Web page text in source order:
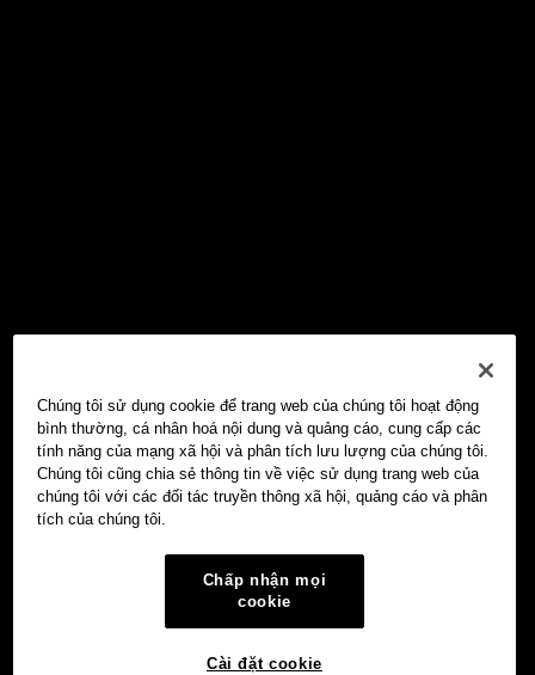
Chúng tôi sử dụng cookie để trang web của chúng tôi hoạt động
bình thường, cá nhân hoá nội dung và quảng cáo, cung cấp các
tính năng của mạng xã hội và phân tích lưu lượng của chúng tôi.
Chúng tôi cũng chia sẻ thông tin về việc sử dụng trang web của
chúng tôi với các đối tác truyền thông xã hội, quảng cáo và phân
tích của chúng tôi.
Chấp nhận mọi
cookie
Cài đặt cookie